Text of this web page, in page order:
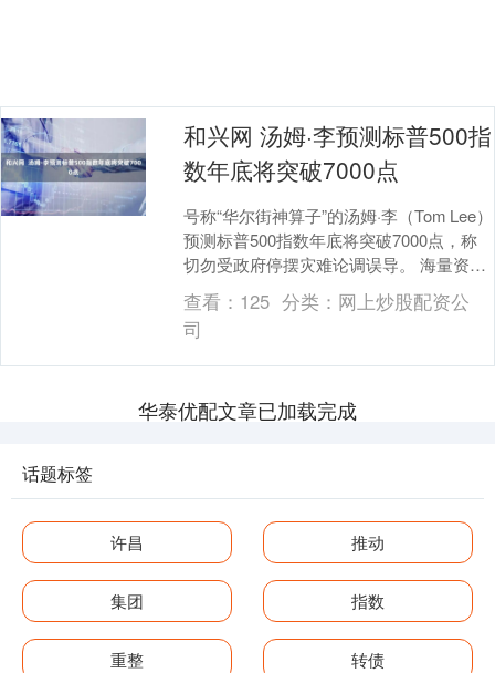
和兴网 汤姆·李预测标普500指
数年底将突破7000点
号称“华尔街神算子”的汤姆·李（Tom Lee）
预测标普500指数年底将突破7000点，称
切勿受政府停摆灾难论调误导。 海量资
讯、精准解读，尽在新浪财经APP ....
查看： 125 分类： 网上炒股配资公
司
华泰优配文章已加载完成
话题标签
许昌 推动
集团 指数
重整 转债